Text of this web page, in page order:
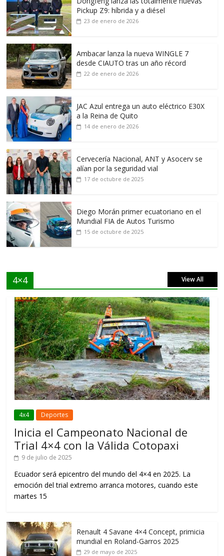
Pickup Z9: híbrida y a diésel
23 de enero de 2026
Ambacar lanza la nueva WINGLE 7
desde CIAUTO tras un año récord
22 de enero de 2026
JAC Azul entrega un auto eléctrico E30X
a la Reina de Quito
14 de enero de 2026
Cervecería Nacional, ANT y Asocerv se
alían por la seguridad vial
17 de octubre de 2025
Diego Morán primer ecuatoriano en el
Mundial FIA de Autos Turismo
15 de octubre de 2025
4×4 View All
4x4 Deportes
Inicia el Campeonato Nacional de
Trial 4×4 con la Válida Cotopaxi
9 de julio de 2025
Ecuador será epicentro del mundo del 4×4 en 2025. La
emoción del trial extremo arranca motores, cuando este
martes 15
Renault 4 Savane 4×4 Concept, primicia
mundial en Roland-Garros 2025
29 de mayo de 2025